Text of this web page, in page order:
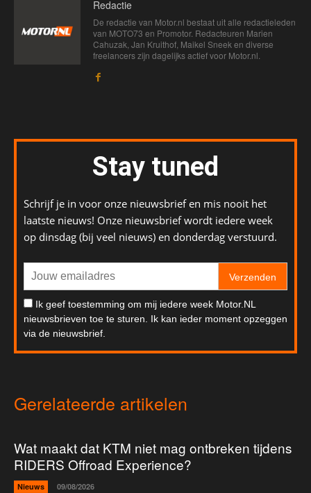
Redactie
De redactie van Motor.nl bestaat uit alle redactieleden
van MOTO73 en Promotor. Redacteuren Marien
Cahuzak, Jan Kruithof, Maikel Sneek en diverse
freelancers zijn dagelijks actief voor Motor.nl.
Stay tuned
Schrijf je in voor onze nieuwsbrief en mis nooit het
laatste nieuws! Onze nieuwsbrief wordt iedere week
op dinsdag (bij veel nieuws) en donderdag verstuurd.
Verzenden
Ik geef toestemming om mij iedere week Motor.NL
nieuwsbrieven toe te sturen. Ik kan ieder moment opzeggen
via de nieuwsbrief.
Gerelateerde artikelen
Wat maakt dat KTM niet mag ontbreken tijdens
RIDERS Offroad Experience?
Nieuws 09/08/2026